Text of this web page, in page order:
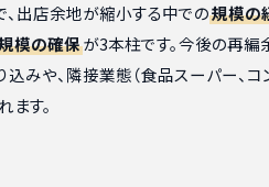
出店余地が縮小する中での規模の
模の確保が3本柱です。今後の再編
みや、隣接業態（食品スーパー、コ
す。